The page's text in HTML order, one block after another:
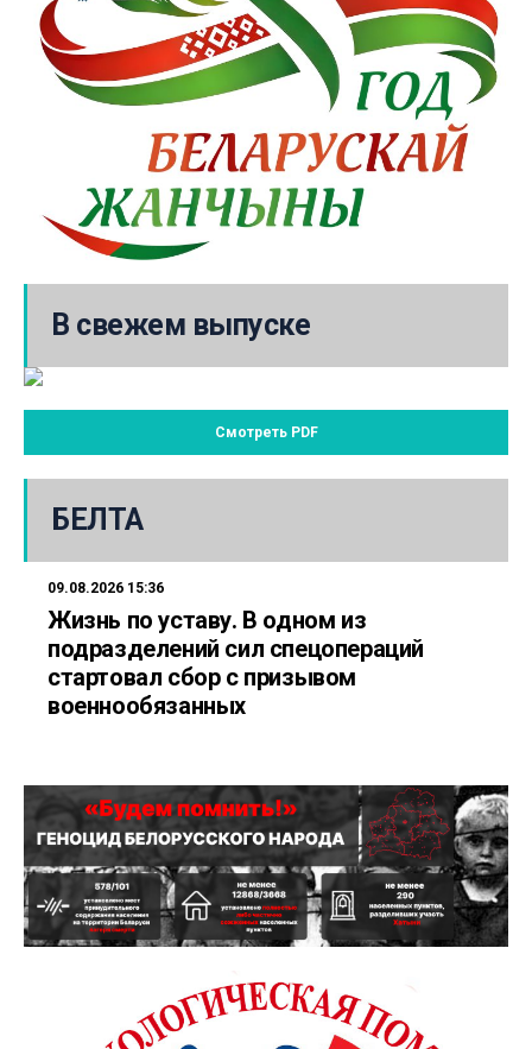
В свежем выпуске
Смотреть PDF
БЕЛТА
09.08.2026 15:36
Жизнь по уставу. В одном из
подразделений сил спецопераций
стартовал сбор с призывом
военнообязанных